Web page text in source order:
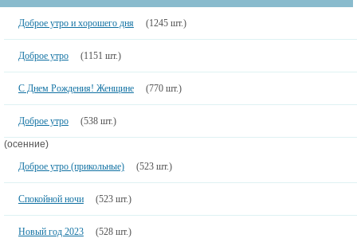
Доброе утро и хорошего дня (1245 шт.)
Доброе утро (1151 шт.)
С Днем Рождения! Женщине (770 шт.)
Доброе утро (538 шт.)
(осенние)
Доброе утро (прикольные)
(523 шт.)
Спокойной ночи (523 шт.)
Новый год 2023 (528 шт.)